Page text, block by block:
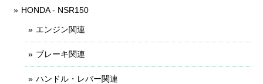
HONDA - NSR150
エンジン関連
ブレーキ関連
ハンドル・レバー関連